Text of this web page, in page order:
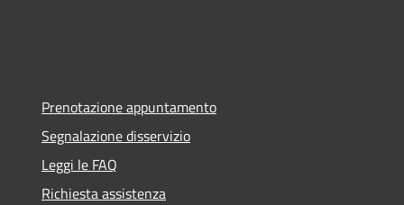
Prenotazione appuntamento
Segnalazione disservizio
Leggi le FAQ
Richiesta assistenza